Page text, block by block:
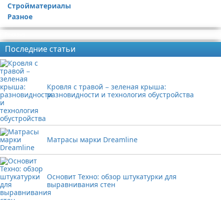
Стройматериалы
Разное
Последние статьи
Кровля с травой − зеленая крыша:
разновидности и технология обустройства
Матрасы марки Dreamline
Основит Техно: обзор штукатурки для
выравнивания стен